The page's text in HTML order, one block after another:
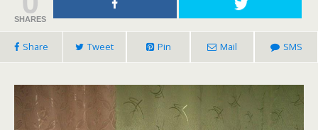
SHARES
Share Tweet Pin Mail SMS